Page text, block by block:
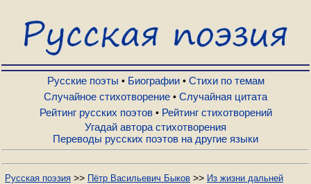
Русские поэты
Биографии
Стихи по темам
Случайное стихотворение
Русские поэты • Биографии• Стихи по темам
Случайное стихотворение • Случайная цитата
Рейтинг русских поэтов• Рейтинг стихотворений
Угадай автора стихотворения
Переводы русских поэтов на другие языки
Русская поэзия >> Пётр Васильевич Быков >> Из жизни дальней